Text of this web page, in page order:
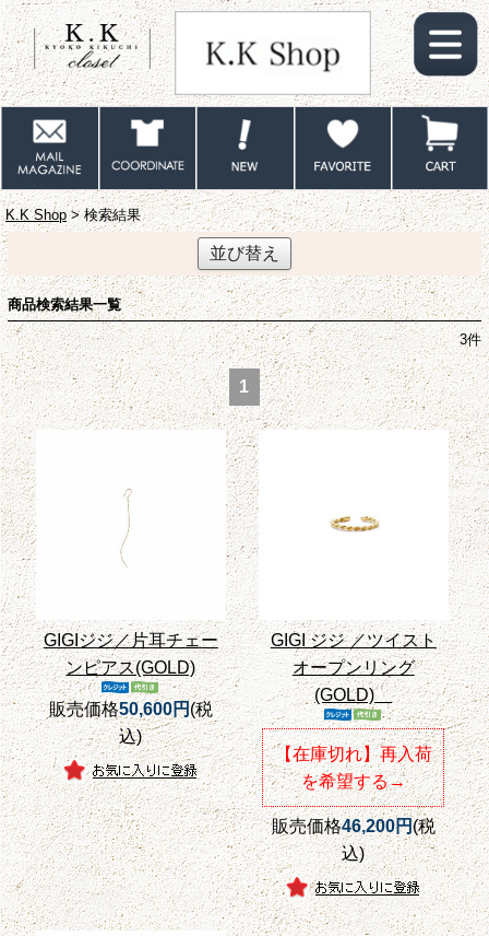
K.K Shop> 検索結果
並び替え
商品検索結果一覧
3件
1
GIGIジジ／片耳チェー
ンピアス(GOLD)
販売価格50,600円(税
込)
GIGI ジジ ／ツイスト
オープンリング
(GOLD)
【在庫切れ】再入荷
を希望する→
販売価格46,200円(税
込)